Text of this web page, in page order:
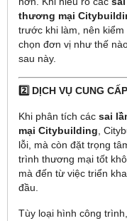
thương mại
trước khi làm, nên
chọn đơn vị như thế
sau này.
2️⃣ DỊCH VỤ CUNG
Khi phân tích các sai
mại Citybuilding ,
lỗi, mà còn đặt trọng
trình thương mại tốt
mà đến từ việc triển
đầu.
Tùy loại hình công